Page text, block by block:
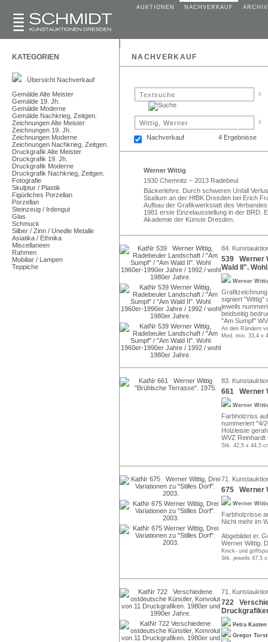
AUKTIONEN NACHVERKAUF ARCHIV
KATEGORIEN NACHVERKAUF
Übersicht Nachverkauf
Gemälde Alte Meister
Gemälde 19. Jh.
Gemälde Moderne
Gemälde Nachkrieg, Zeitgen.
Zeichnungen Alte Meister
Zeichnungen 19. Jh.
Zeichnungen Moderne
Zeichnungen Nachkrieg, Zeitgen.
Druckgrafik Alte Meister
Druckgrafik 19. Jh.
Druckgrafik Moderne
Druckgrafik Nachkrieg, Zeitgen.
Fotografie
Skulptur / Plastik
Figürliches Porzellan
Porzellan
Steinzeug / Irdengut
Glas
Schmuck
Silber / Zinn / Unedle Metalle
Asiatika / Ethnika
Miscellaneen
Rahmen
Mobiliar / Lampen
Teppiche
x
x
Nachverkauf 4 Ergebnisse
Werner Wittig
1930 Chemnitz – 2013 Radebeul
Bäckerlehre. Durch schweren Unfall
Studium an der HfBK Dresden bei Erich
Aufbau der Grafikwerkstatt des
1981 erste Einzelausstellung in der BRD.
Akademie der Künste Dresden.
84.
539 Werner
Wald II".
Werner
signiert "Wittig"
jeweils
beidseitig
"Am Sumpf"
An den Rändern
Med. min. 33,4 x
83.
661 Werner
Werner
Farbholzriss
nummeriert "4/
Holzleiste
WVZ Reinhardt
Stk. 42,5 x 44,5
71.
675 Werner
Werner
Farbholzrisse
Nicht mehr im
Abgebildet in:
Werner Wittig.
Knick- und
Stk. jeweils 47,5
71.
722
Petra Kasten
Gregor